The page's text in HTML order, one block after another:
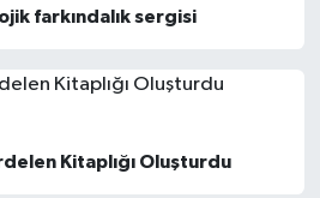
farkındalık sergisi
Kitaplığı Oluşturdu